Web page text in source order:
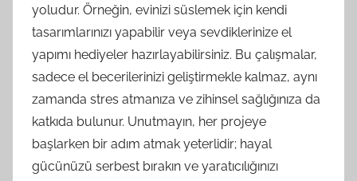
yoludur. Örneğin, evinizi süslemek için kendi
tasarımlarınızı yapabilir veya sevdiklerinize el
yapımı hediyeler hazırlayabilirsiniz. Bu çalışmalar,
sadece el becerilerinizi geliştirmekle kalmaz, aynı
zamanda stres atmanıza ve zihinsel sağlığınıza da
katkıda bulunur. Unutmayın, her projeye
başlarken bir adım atmak yeterlidir; hayal
gücünüzü serbest bırakın ve yaratıcılığınızı